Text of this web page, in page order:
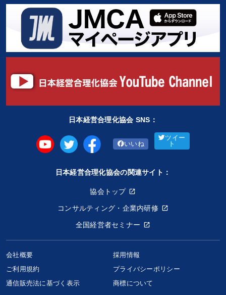
日本経営合理化協会 SNS：
いいね
ツイー
ト
日本経営合理化協会の関連サイト：
協会トップ
コンサルティング・企業内研修
全国経営者セミナー
会社概要
採用情報
ご利用規約
プライバシーポリシー
通信販売法に基づく表示
商標について